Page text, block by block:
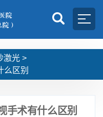
激光 >
么区别
手术有什么区别